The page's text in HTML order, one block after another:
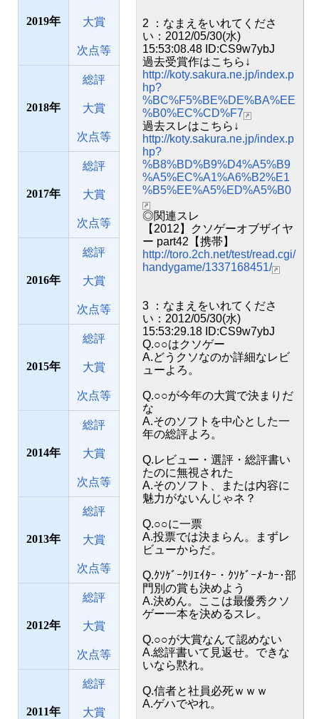
2019 大賞
次点等
2018
総評
大賞
次点等
2017
総評
大賞
次点等
2016
総評
大賞
次点等
2015
総評
大賞
次点等
2014
総評
大賞
次点等
2013
総評
大賞
次点等
2012
総評
大賞
次点等
2011
総評
大賞
2 ：なまえをいれてくださ
い：2012/05/30(水)
15:53:08.48 ID:CS9w7ybJ
過去受賞作はこちら↓
http://koty.sakura.ne.jp/index.p
hp?
%BC%F5%BE%DE%BA%EE
%B0%EC%CD%F7
過去スレはこちら↓
http://koty.sakura.ne.jp/index.p
hp?
%B8%BD%B9%D4%A5%B9
%A5%EC%A1%A6%B2%E1
%B5%EE%A5%ED%A5%B0
◎関連スレ
【2012】クソゲーオブザイヤ
ー part42【携帯】
http://toro.2ch.net/test/read.cgi/
handygame/1337168451/
3 ：なまえをいれてくださ
い：2012/05/30(水)
15:53:29.18 ID:CS9w7ybJ
Q.○○はクソゲー
A.どうクソなのか詳細なレビ
ューよろ。
Q.○○が今年の大賞で決まりだ
な
A.そのソフトを中心とした一
年の総評よろ。
Q.レビュー・選評・総評書い
たのに無視された
A.そのソフト、または内容に
魅力がないんじゃネ？
Q.○○に一票
A.投票では決まらん。まずレ
ビューからだ。
Q.ｸｿｹﾞｰｸﾘｴｲﾀｰ・ｸｿｹﾞｰﾒｰｶｰ･部
門別の賞も決めよう
A.決めん。ここは最優秀クソ
ゲー一本を決めるスレ。
Q.○○が大賞なんて認めない
A.総評書いて見返せ。できな
いなら黙れ。
Q.信者と社員必死ｗｗｗ
A.ゲハでやれ。